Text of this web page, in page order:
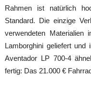
Rahmen ist natürlich
Standard. Die einzige
verwendeten
Lamborghini geliefert und
Aventador LP 700-4
fertig: Das 21.000 €